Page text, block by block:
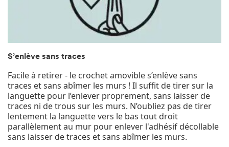
S’enlève sans traces
Facile à retirer - le crochet amovible s’enlève sans
traces et sans abîmer les murs ! Il suffit de tirer sur la
languette pour l’enlever proprement, sans laisser de
traces ni de trous sur les murs. N’oubliez pas de tirer
lentement la languette vers le bas tout droit
parallèlement au mur pour enlever l'adhésif décollable
sans laisser de traces et sans abîmer les murs.